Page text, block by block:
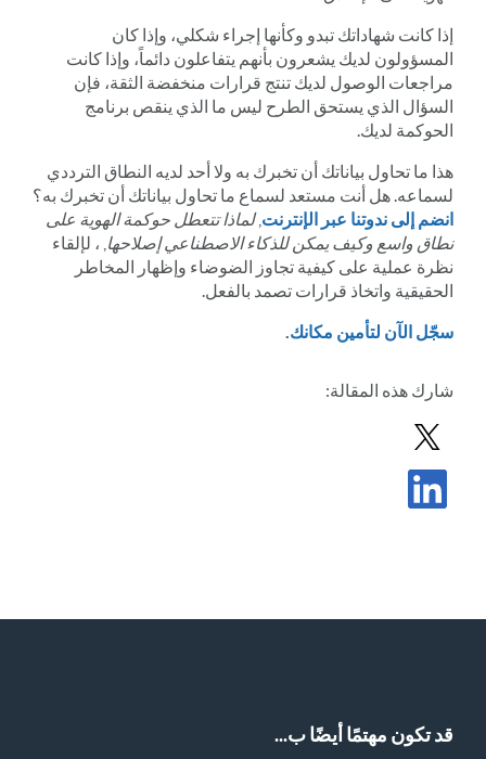
إذا كانت شهاداتك تبدو وكأنها إجراء شكلي، وإذا كان
المسؤولون لديك يشعرون بأنهم يتفاعلون دائماً، وإذا كانت
مراجعات الوصول لديك تنتج قرارات منخفضة الثقة، فإن
السؤال الذي يستحق الطرح ليس ما الذي ينقص برنامج
الحوكمة لديك.
هذا ما تحاول بياناتك أن تخبرك به ولا أحد لديه النطاق الترددي
لسماعه. هل أنت مستعد لسماع ما تحاول بياناتك أن تخبرك به؟
انضم إلى ندوتنا عبر الإنترنت ,لماذا تتعطل حوكمة الهوية على
نطاق واسع وكيف يمكن للذكاء الاصطناعي إصلاحها , ، لإلقاء
نظرة عملية على كيفية تجاوز الضوضاء وإظهار المخاطر
الحقيقية واتخاذ قرارات تصمد بالفعل.
سجّل الآن لتأمين مكانك
شارك هذه المقالة:
مشاركة المشاركة في X
قد تكون مهتمًا أيضًا ب...